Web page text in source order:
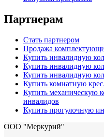
Партнерам
Стать партнером
Продажа
Купить инвалидную
Купить инвалидную
Купить инвалидную
Купить комнатную
Купить механическую
инвалидов
Купить прогулочную
ООО "Меркурий"